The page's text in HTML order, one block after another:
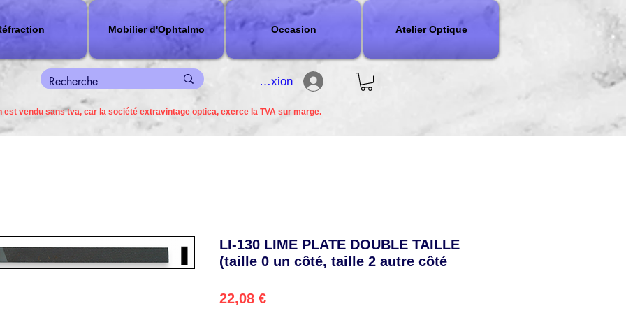
Mobilier d'Ophtalmo Occasion Atelier Optique
connexion
est vendu sans tva, car la société extravintage optica, exerce la TVA sur marge.
LI-130 LIME PLATE DOUBLE TAILLE
(taille 0 un côté, taille 2 autre côté
22,08 €Precio